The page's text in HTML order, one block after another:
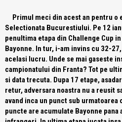
Primul meci din acest an pentru o
Selectionata Bucurestiului. Pe 12
penultima etapa din Challenge Cup
Bayonne. In tur, i-am invins cu 32-
acelasi lucru. Unde se mai gaseste
campionatului din Franta? Tot pe
si data trecuta. Dupa 17 etape,
retur, adversara noastra nu a reusit
avand inca un punct sub urmatoarea
puncte are acumulate Bayonne